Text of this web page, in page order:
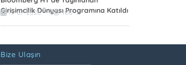
Girişimcilik Dünyası Programına Katıldı
17-07-2026 100
Bize Ulaşın